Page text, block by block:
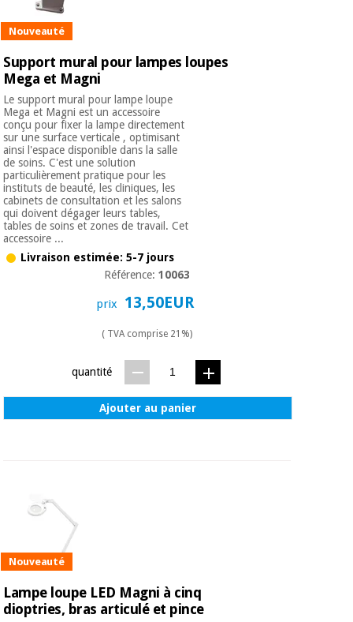
Fisaude
thérapeutiques
Matériel de
protection
essentiel
pour les
coronavirus
Aérobic,
fitness
et
pilates
Sports
et
jeux
Outlet
Académie
Tech
Fisaude
Mobilier
clinique
Armoires
thérapeutiques
Matériel de
protection
essentiel
pour les
coronavirus
jeux
Orthopédie
Nouveauté
Support mural pour lampes loupes
Mega et Magni
Le support mural pour lampe loupe
Mega et Magni est un accessoire
conçu pour fixer la lampe directement
sur une surface verticale , optimisant
ainsi l'espace disponible dans la salle
de soins. C'est une solution
particulièrement pratique pour les
instituts de beauté, les cliniques, les
cabinets de consultation et les salons
qui doivent dégager leurs tables,
tables de soins et zones de travail. Cet
accessoire ...
Livraison estimée: 5-7 jours
Référence:10063
prix 13,50EUR
( TVA comprise 21%)
quantité
Ajouter au panier
Nouveauté
Lampe loupe LED Magni à cinq
dioptries, bras articulé et pince